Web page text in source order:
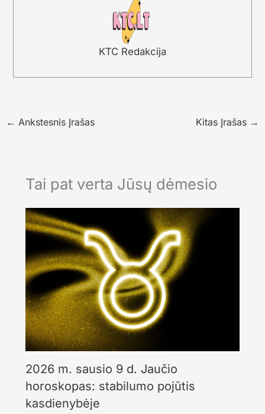
KTC Redakcija
← Ankstesnis Įrašas Kitas Įrašas →
Tai pat verta Jūsų dėmesio
2026 m. sausio 9 d. Jaučio
horoskopas: stabilumo pojūtis
kasdienybėje